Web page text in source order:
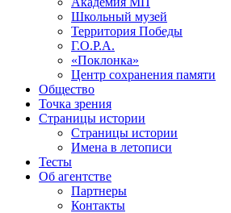
Школьный музей
Территория Победы
Г.О.Р.А.
«Поклонка»
Центр сохранения памяти
Общество
Точка зрения
Страницы истории
Страницы истории
Имена в летописи
Тесты
Об агентстве
Партнеры
Контакты